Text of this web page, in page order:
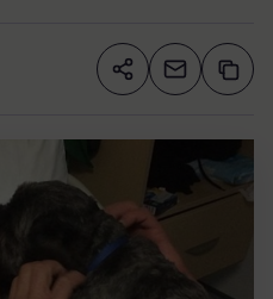
Compartir